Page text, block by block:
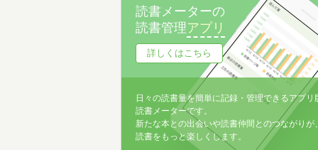
読書メーターの
読書管理アプリ
詳しくはこちら
日々の読書量を簡単に記録・管理できるアプリ
読書メーターです。
新たな本との出会いや読書仲間とのつながりが
読書をもっと楽しくします。